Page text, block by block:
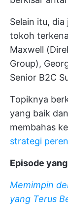
Selain itu,
tokoh
Maxwell
Group),
Senior B2C
Topiknya
yang baik
membahas
strategi
Episode
Memimpin
yang Terus